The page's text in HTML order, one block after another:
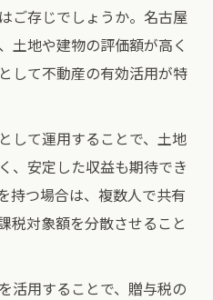
ご存じでしょうか。名古屋
土地や建物の評価額が高く
して不動産の有効活用が特
して運用することで、土地
、安定した収益も期待でき
持つ場合は、複数人で共有
税対象額を分散させること
活用することで、贈与税の